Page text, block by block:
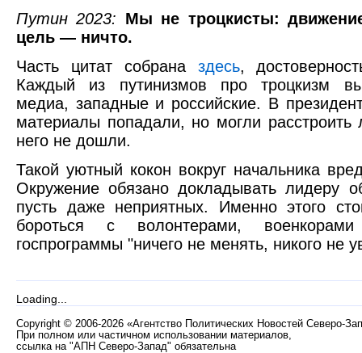
Путин 2023: Мы не троцкисты:
цель — ничто.
Часть цитат собрана здесь,
Каждый из путинизмов про троцкизм
медиа, западные и российские. В
материалы попадали, но могли
него не дошли.
Такой уютный кокон вокруг начальника
Окружение обязано докладывать лидеру
пусть даже неприятных. Именно этого
бороться с волонтерами,
госпрограммы "ничего не менять, никого не
Loading...
Copyright © 2006-2026 «Агентство Политических Новостей Северо-
При полном или частичном использовании материалов,
ссылка на "АПН Северо-Запад" обязательна